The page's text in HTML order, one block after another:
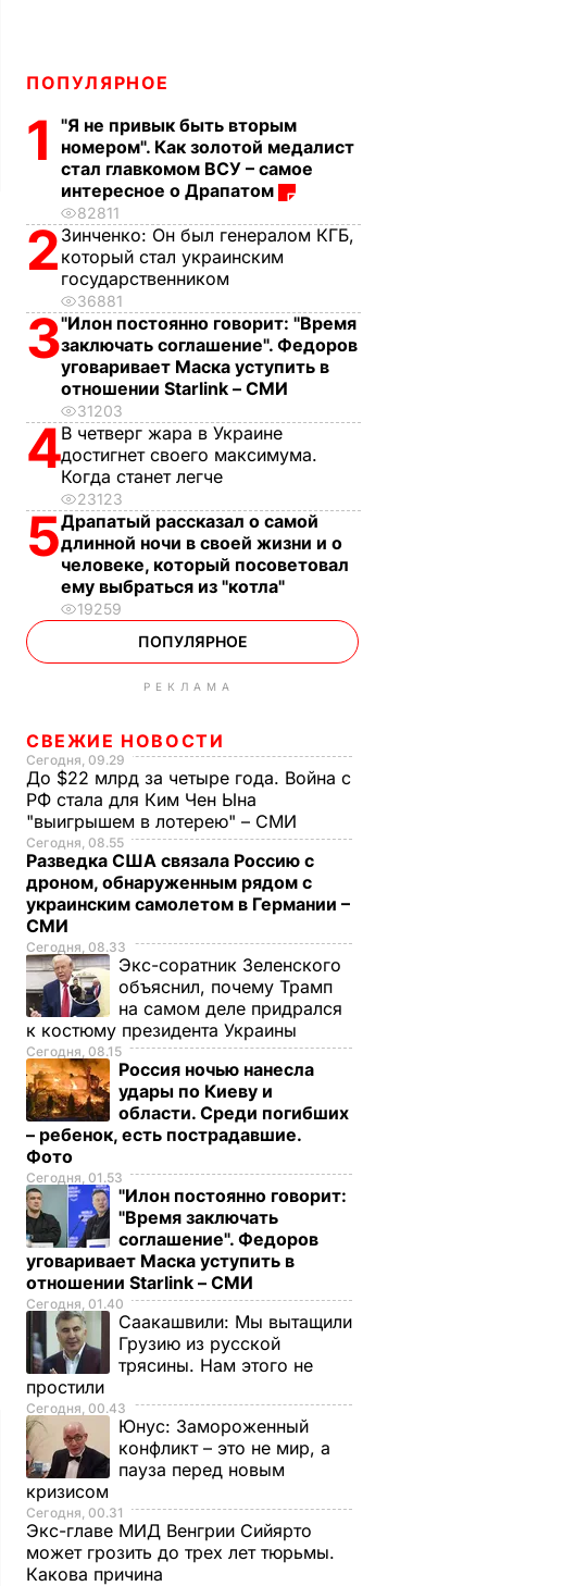
ПОПУЛЯРНОЕ
1
"Я не привык быть вторым
номером". Как золотой медалист
стал главкомом ВСУ – самое
интересное о Драпатом
82811
2 Зинченко: Он был генералом КГБ,
который стал украинским
государственником
36881
3"Илон постоянно говорит: "Время
заключать соглашение". Федоров
уговаривает Маска уступить в
отношении Starlink – СМИ
31203
4В четверг жара в Украине
достигнет своего максимума.
Когда станет легче
23123
5Драпатый рассказал о самой
длинной ночи в своей жизни и о
человеке, который посоветовал
ему выбраться из "котла"
19259
ПОПУЛЯРНОЕ
РЕКЛАМА
СВЕЖИЕ НОВОСТИ
Сегодня, 09.29
До $22 млрд за четыре года. Война с
РФ стала для Ким Чен Ына
"выигрышем в лотерею" – СМИ
Сегодня, 08.55
Разведка США связала Россию с
дроном, обнаруженным рядом с
украинским самолетом в Германии –
СМИ
Сегодня, 08.33
Экс-соратник Зеленского
объяснил, почему Трамп
на самом деле придрался
к костюму президента Украины
Сегодня, 08.15
Россия ночью нанесла
удары по Киеву и
области. Среди погибших
– ребенок, есть пострадавшие.
Фото
Сегодня, 01.53
"Илон постоянно говорит:
"Время заключать
соглашение". Федоров
уговаривает Маска уступить в
отношении Starlink – СМИ
Сегодня, 01.40
Саакашвили: Мы вытащили
Грузию из русской
трясины. Нам этого не
простили
Сегодня, 00.43
Юнус: Замороженный
конфликт – это не мир, а
пауза перед новым
кризисом
Сегодня, 00.31
Экс-главе МИД Венгрии Сийярто
может грозить до трех лет тюрьмы.
Какова причина